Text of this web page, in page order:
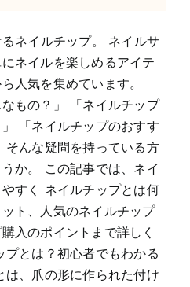
ネイルチップ。 ネイルサ
ネイルを楽しめるアイテ
人気を集めています。
なもの？」 「ネイルチップ
「ネイルチップのおすす
んな疑問を持っている方
か。 この記事では、ネイ
すく ネイルチップとは何
ト、人気のネイルチップ
入のポイントまで詳しく
とは？初心者でもわかる
、爪の形に作られた付け